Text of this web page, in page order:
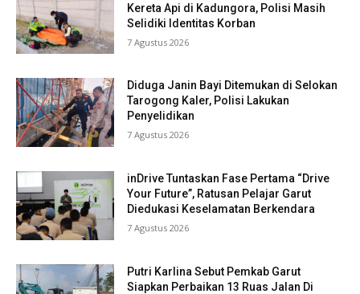
Kereta Api di Kadungora, Polisi Masih
Selidiki Identitas Korban
7 Agustus 2026
Diduga Janin Bayi Ditemukan di Selokan
Tarogong Kaler, Polisi Lakukan
Penyelidikan
7 Agustus 2026
inDrive Tuntaskan Fase Pertama “Drive
Your Future”, Ratusan Pelajar Garut
Diedukasi Keselamatan Berkendara
7 Agustus 2026
Putri Karlina Sebut Pemkab Garut
Siapkan Perbaikan 13 Ruas Jalan Di